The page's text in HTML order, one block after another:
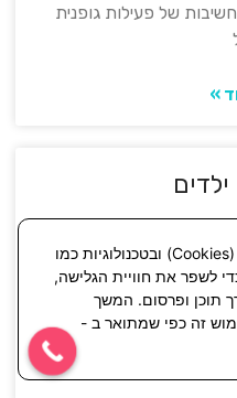
של פעילות גופנית
»
ילדים
כיסאות, שולחנות,
ילד יש את הזכות ללמוד
»
שלום לך, האתר משתמש בעוגיות (Cookies) ובטכנולוגיות כמו
לשפר את חוויית הגלישה,
תוכן ופרסום. המשך
זה כפי שמתואר ב -